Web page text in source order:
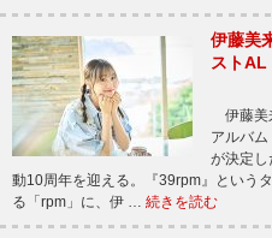
伊藤美
スト
伊藤美
アルバ
が決定
動10周年を迎える。『39rpm』という
る「rpm」に、伊 … 続きを読む